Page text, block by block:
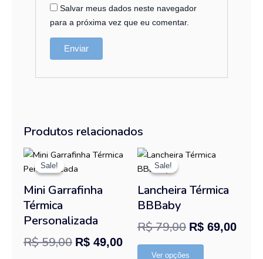
Salvar meus dados neste navegador
para a próxima vez que eu comentar.
Produtos relacionados
Sale!
Sale!
Mini Garrafinha
Térmica
Personalizada
R$59,00
O
preço
original
R$ 59,00.
R$ 49,00
O
preço
atual
Este
várias
As
opções
Sale!
Sale!
Lancheira Térmica
BBBaby
R$79,00
O
original
R$ 69,00
Ver opções
Este
várias
As